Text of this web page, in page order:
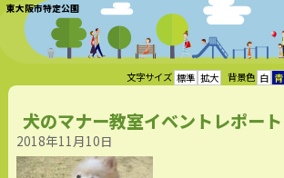
東大阪市特定公園
文字サイズ 標準 拡大 背景色 白 青
犬のマナー教室イベントレポート
2018年11月10日